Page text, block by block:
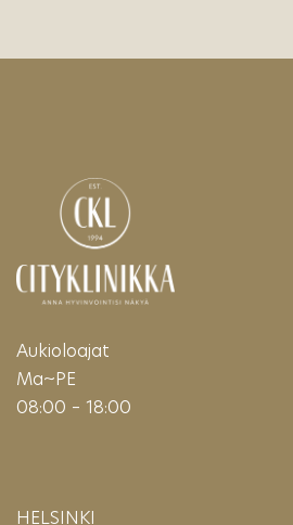
Aukioloajat
Ma~PE
08:00 – 18:00
HELSINKI